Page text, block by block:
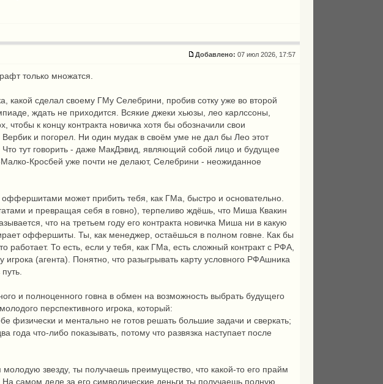
Добавлено: 07 июл 2026, 17:57
только множатся.
какой сделал своему ГМу Селебрини, пробив сотку уже во второй
ждать не приходится. Всякие джеки хьюзы, лео карлссоны,
к концу контракта новичка хотя бы обозначили свои
и погорел. Ни один мудак в своём уме не дал бы Лео этот
тут говорить - даже МакДэвид, являющий собой лицо и будущее
Кросбей уже почти не делают, Селебрини - неожиданное
может прибить тебя, как ГМа, быстро и основательно.
и превращая себя в говно), терпеливо ждёшь, что Миша Квакин
что на третьем году его контракта новичка Миша ни в какую
оффершиты. Ты, как менеджер, остаёшься в полном говне. Как бы
работает. То есть, если у тебя, как ГМа, есть сложный контракт с РФА,
(агента). Понятно, что разыгрывать карту условного РФАшника
и полноценного говна в обмен на возможность выбрать будущего
перспективного игрока, который:
физически и ментально не готов решать большие задачи и сверкать;
что-либо показывать, потому что развязка наступает после
звезду, ты получаешь преимущество, что какой-то его прайм
На самом деле за его символические деньги ты получаешь полную